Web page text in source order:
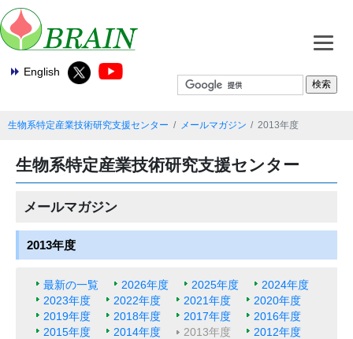
English
生物系特定産業技術研究支援センター メールマガジン 2013年度
生物系特定産業技術研究支援センター
メールマガジン
2013年度
最新の一覧 2026年度 2025年度
2024年度
2023年度
2022年度 2021年度
2020年度
2019年度
2018年度 2017年度
2016年度
2015年度
2014年度 2013年度 2012年度